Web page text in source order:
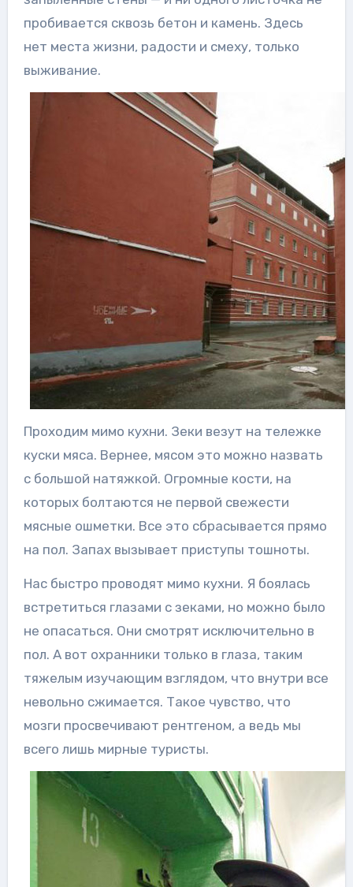
пробивается сквозь бетон и камень. Здесь
нет места жизни, радости и смеху, только
выживание.
Проходим мимо кухни. Зеки везут на тележке
куски мяса. Вернее, мясом это можно назвать
с большой натяжкой. Огромные кости, на
которых болтаются не первой свежести
мясные ошметки. Все это сбрасывается прямо
на пол. Запах вызывает приступы тошноты.
Нас быстро проводят мимо кухни. Я боялась
встретиться глазами с зеками, но можно было
не опасаться. Они смотрят исключительно в
пол. А вот охранники только в глаза, таким
тяжелым изучающим взглядом, что внутри все
невольно сжимается. Такое чувство, что
мозги просвечивают рентгеном, а ведь мы
всего лишь мирные туристы.